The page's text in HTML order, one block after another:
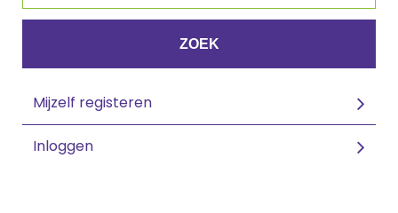
ZOEK
Mijzelf registeren
Inloggen